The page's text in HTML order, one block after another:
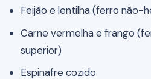
Feijão e lentilha (ferro não-
Carne vermelha e frango
superior)
Espinafre cozido